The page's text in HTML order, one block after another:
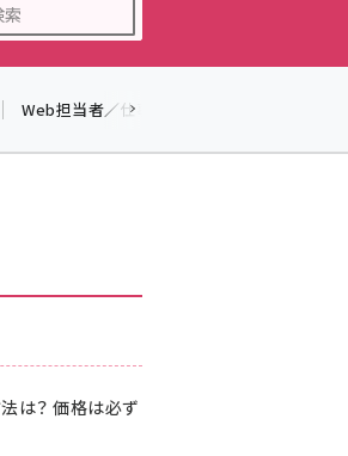
Web担当者／仕事
は？ 価格は必ず